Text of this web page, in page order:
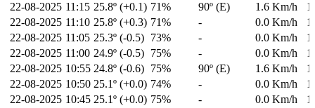
22-08-2025 11:15 25.8º (+0.1) 71% 90º (E) 1.6 Km/h
22-08-2025 11:10 25.8º (+0.3) 71% - 0.0 Km/h
22-08-2025 11:05 25.3º (-0.5) 73% - 0.0 Km/h
22-08-2025 11:00 24.9º (-0.5) 75% - 0.0 Km/h
22-08-2025 10:55 24.8º (-0.6) 75% 90º (E) 1.6 Km/h
22-08-2025 10:50 25.1º (+0.0) 74% - 0.0 Km/h
22-08-2025 10:45 25.1º (+0.0) 75% - 0.0 Km/h